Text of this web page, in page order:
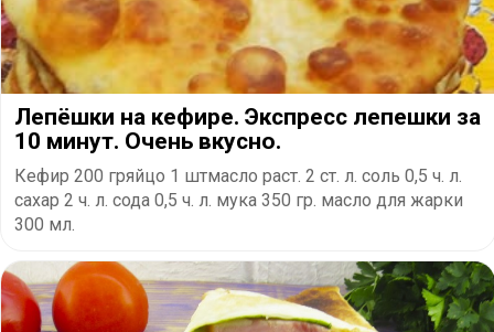
Лепёшки на кефире. Экспресс лепешки за
10 минут. Очень вкусно.
Кефир 200 гряйцо 1 штмасло раст. 2 ст. л. соль 0,5 ч. л.
сахар 2 ч. л. сода 0,5 ч. л. мука 350 гр. масло для жарки
300 мл.